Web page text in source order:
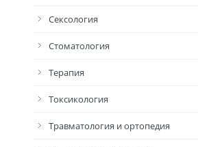
Сексология
Стоматология
Терапия
Токсикология
Травматология и ортопедия